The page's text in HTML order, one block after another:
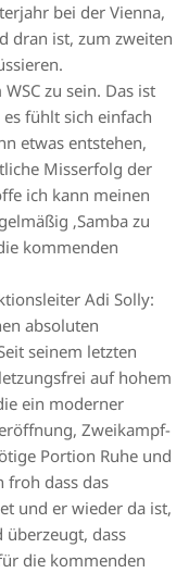
bei der Vienna,
dran ist, zum zweiten
zu sein. Das ist
fühlt sich einfach
etwas entstehen,
Misserfolg der
ich kann meinen
‚Samba zu
kommenden
Adi Solly:
absoluten
seinem letzten
auf hohem
ein moderner
Zweikampf-
Portion Ruhe und
froh dass das
und er wieder da ist,
überzeugt, dass
die kommenden